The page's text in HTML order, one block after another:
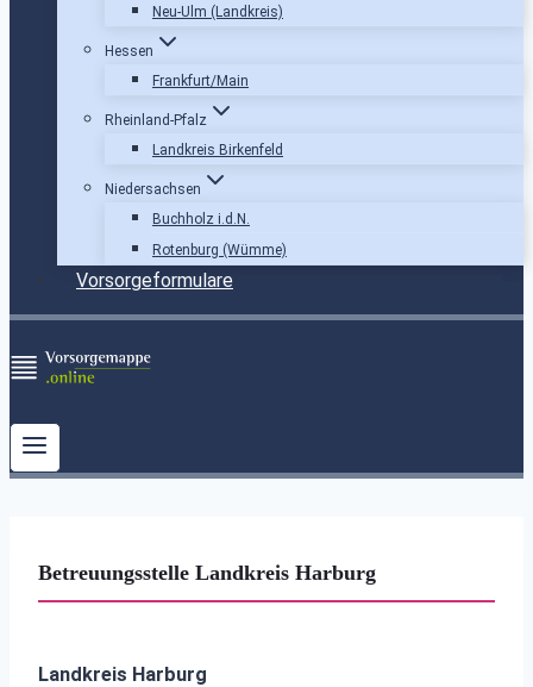
Neu-Ulm (Landkreis)
Hessen
Frankfurt/Main
Rheinland-Pfalz
Landkreis Birkenfeld
Niedersachsen
Buchholz i.d.N.
Rotenburg (Wümme)
Vorsorgeformulare
Betreuungsstelle Landkreis Harburg
Landkreis Harburg